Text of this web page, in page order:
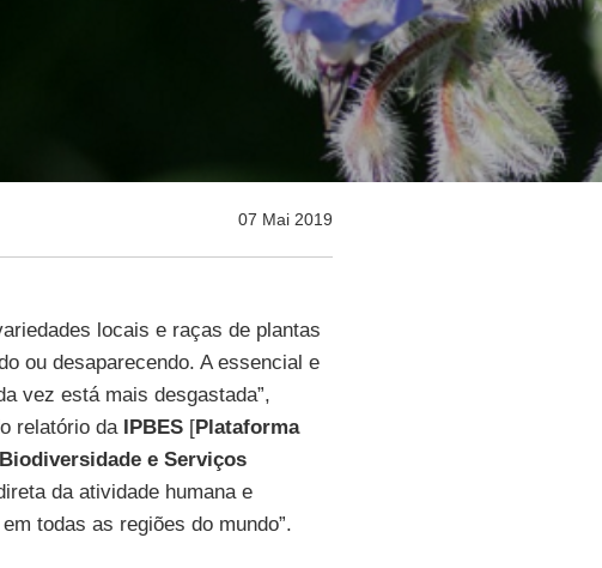
07 Mai 2019
locais e raças de plantas
ou desaparecendo. A essencial e
vez está mais desgastada”,
relatório da IPBES[Plataforma
e Serviços
da atividade humana e
todas as regiões do mundo”.